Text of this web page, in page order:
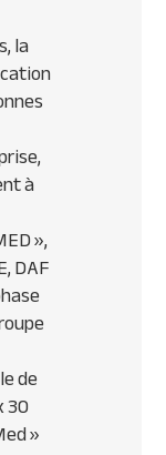
la
à
»,
DAF
de
30
»